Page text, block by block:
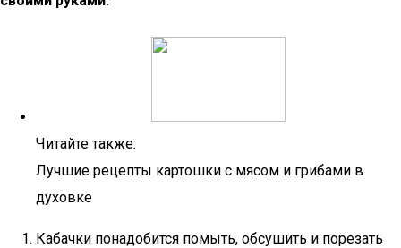
Читайте также:
Лучшие рецепты картошки с мясом и грибами в
духовке
Кабачки понадобится помыть, обсушить и порезать